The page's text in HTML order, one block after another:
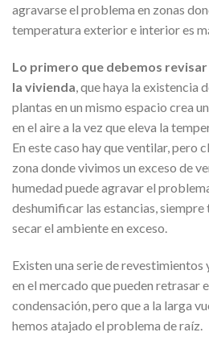
agravarse el problema en zonas
temperatura exterior e interior es
Lo primero que debemos
la vivienda , que haya la existencia
plantas en un mismo espacio crea
en el aire a la vez que eleva la
En este caso hay que ventilar, pero
zona donde vivimos un exceso de
humedad puede agravar el
deshumificar las estancias, siempre
secar el ambiente en exceso.
Existen una serie de
en el mercado que pueden retrasar
condensación, pero que a la larga
hemos atajado el problema de raíz.